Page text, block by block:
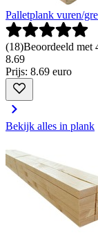
Palletplank vuren/
(18)Beoordeeld met
8.69
Prijs: 8.69 euro
Bekijk alles in plank